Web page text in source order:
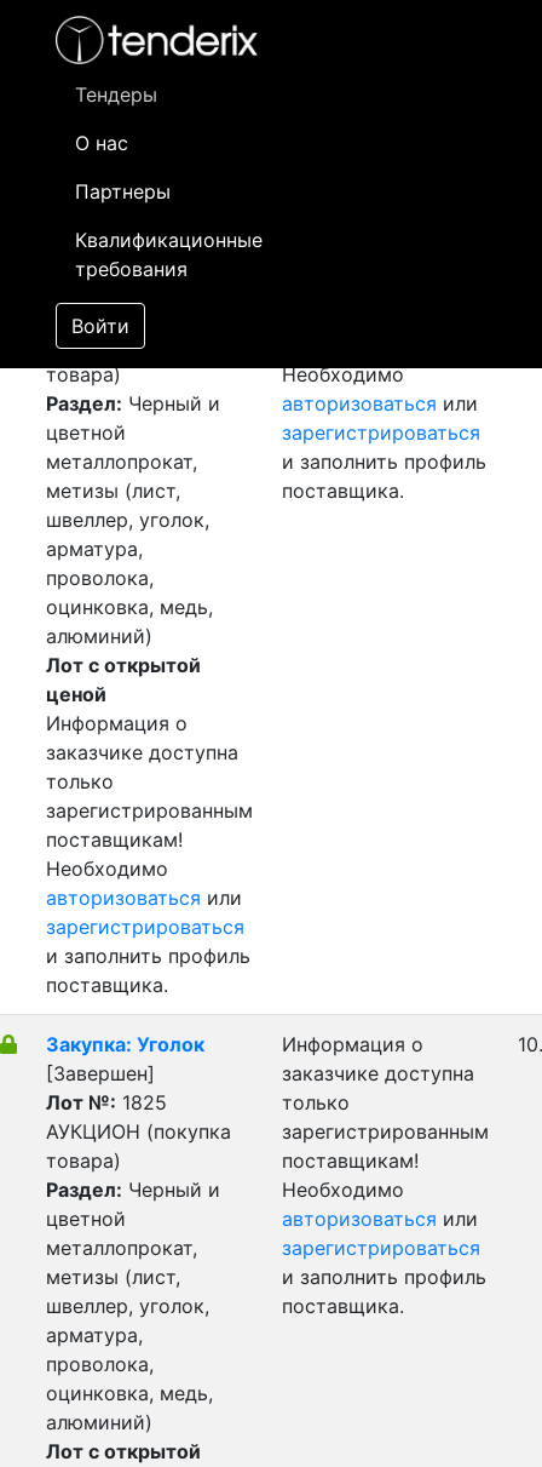
Тендеры
О нас
Партнеры
Квалификационные
требования
Войти
- активный лот
- сохраненный лот (не опубликован)
Закупка: Шина
медная
[Завершен]
Победитель выбран
Лот №:1826
АУКЦИОН (покупка
товара)
Раздел: Черный и
цветной
металлопрокат,
метизы (лист,
швеллер, уголок,
арматура,
проволока,
оцинковка, медь,
алюминий)
Лот с открытой
ценой
Информация о
заказчике доступна
только
зарегистрированным
поставщикам!
Необходимо
авторизоваться или
зарегистрироваться
и заполнить профиль
поставщика.
Необходимо
авторизоваться или
зарегистрироваться
и заполнить профиль
поставщика.
Закупка: Уголок
[Завершен]
Лот №: 1825
АУКЦИОН (покупка
товара)
Раздел: Черный и
цветной
металлопрокат,
метизы (лист,
швеллер, уголок,
арматура,
проволока,
оцинковка, медь,
алюминий)
Лот с открытой
Информация о
заказчике доступна
только
зарегистрированным
поставщикам!
Необходимо
авторизоваться или
зарегистрироваться
и заполнить профиль
поставщика.